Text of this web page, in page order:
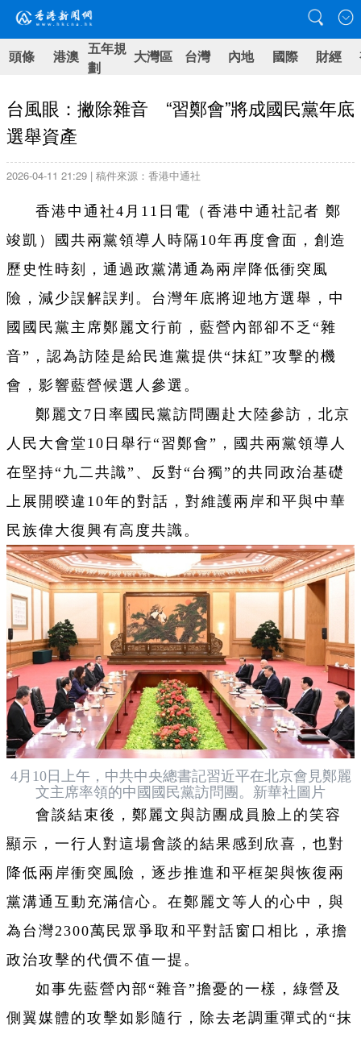
頭條 港澳 五年規
劃
大灣區 台灣 內地 國際 財經
台風眼：撇除雜音 “習鄭會”將成國民黨年底
選舉資產
2026-04-11 21:29 | 稿件來源：香港中通社
香港中通社4月11日電（ 香港中通社記者 鄭
竣凱 ）
國共兩黨領導人時隔10年再度會面，創造
歷史性時刻，通過政黨溝通為兩岸降低衝突風
險，減少誤解誤判。台灣年底將迎地方選舉，中
國國民黨主席鄭麗文行前，藍營內部卻不乏“雜
音”，認為訪陸是給民進黨提供“抹紅”攻擊的機
會，影響藍營候選人參選。
鄭麗文7日率國民黨訪問團赴大陸參訪，北京
人民大會堂10日舉行“習鄭會”，國共兩黨領導人
在堅持“九二共識”、反對“台獨”的共同政治基礎
上展開暌違10年的對話，對維護兩岸和平與中華
民族偉大復興有高度共識。
4月10日上午，中共中央總書記習近平在北京會見鄭麗
文主席率領的中國國民黨訪問團。新華社圖片
會談結束後，鄭麗文與訪團成員臉上的笑容
顯示，一行人對這場會談的結果感到欣喜，也對
降低兩岸衝突風險，逐步推進和平框架與恢復兩
黨溝通互動充滿信心。在鄭麗文等人的心中，與
為台灣2300萬民眾爭取和平對話窗口相比，承擔
政治攻擊的代價不值一提。
如事先藍營內部“雜音”擔憂的一樣，綠營及
側翼媒體的攻擊如影隨行，除去老調重彈式的“抹